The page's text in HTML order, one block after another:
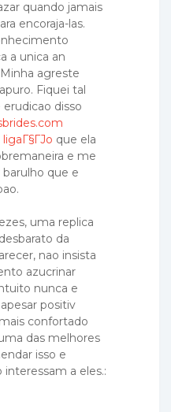
quando jamais
encoraja-las.
a unica an
agreste
Fiquei tal
disso
que ela
e me
que e
uma replica
da
nao insista
azucrinar
nunca e
positiv
confortado
das melhores
isso e
interessam a eles.: